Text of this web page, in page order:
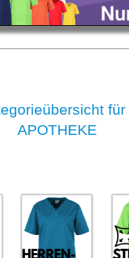
für
APOTHEKE